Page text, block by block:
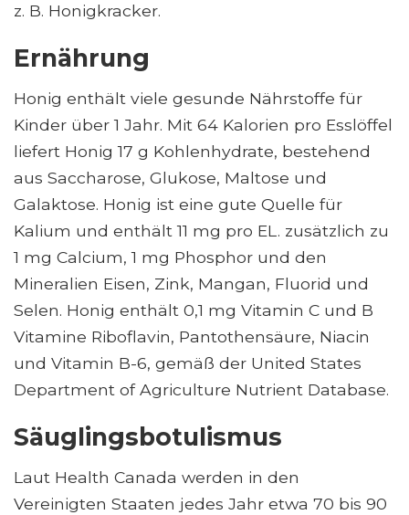
z. B. Honigkracker.
Ernährung
Honig enthält viele gesunde Nährstoffe für
Kinder über 1 Jahr. Mit 64 Kalorien pro Esslöffel
liefert Honig 17 g Kohlenhydrate, bestehend
aus Saccharose, Glukose, Maltose und
Galaktose. Honig ist eine gute Quelle für
Kalium und enthält 11 mg pro EL. zusätzlich zu
1 mg Calcium, 1 mg Phosphor und den
Mineralien Eisen, Zink, Mangan, Fluorid und
Selen. Honig enthält 0,1 mg Vitamin C und B
Vitamine Riboflavin, Pantothensäure, Niacin
und Vitamin B-6, gemäß der United States
Department of Agriculture Nutrient Database.
Säuglingsbotulismus
Laut Health Canada werden in den
Vereinigten Staaten jedes Jahr etwa 70 bis 90